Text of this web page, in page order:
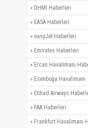
» DHMİ Haberleri
» EASA Haberleri
» easyJet Haberleri
» Emirates Haberleri
» Ercan Havalimanı
» Esenboğa Havalimanı
» Etihad Airways
» FAA Haberleri
» Frankfurt Havalimanı